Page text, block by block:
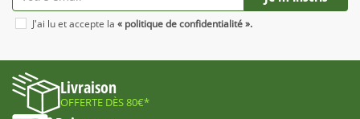
J'ai lu et accepte la « politique de confidentialité ».
Livraison
OFFERTE DÈS 80€*